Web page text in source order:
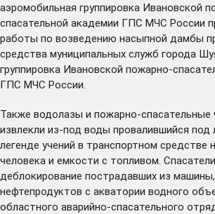
аэромобильная группировка Ивановской
спасательной академии ГПС МЧС России
работы по возведению насыпной дамбы
средства муниципальных служб города
группировка Ивановской пожарно-
ГПС МЧС России.
Также водолазы и пожарно-спасательные
извлекли из-под воды провалившийся
легенде учений в транспортном средстве
человека и емкости с топливом.
деблокирование пострадавших из
нефтепродуктов с акватории водного
областного аварийно-спасательного